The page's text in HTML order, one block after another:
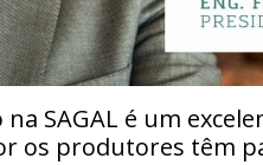
na SAGAL é um
os produtores têm